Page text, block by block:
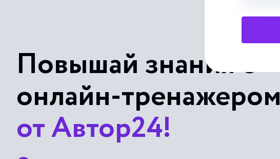
Повышай знания с
онлайн-тренажером
от Автор24!